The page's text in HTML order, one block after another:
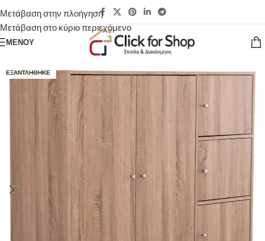
Μετάβαση στην πλοήγηση
Μετάβαση στο κύριο περιεχόμενο
ΜΕΝΟΎ
ΕΞΑΝΤΛΉΘΗΚΕ